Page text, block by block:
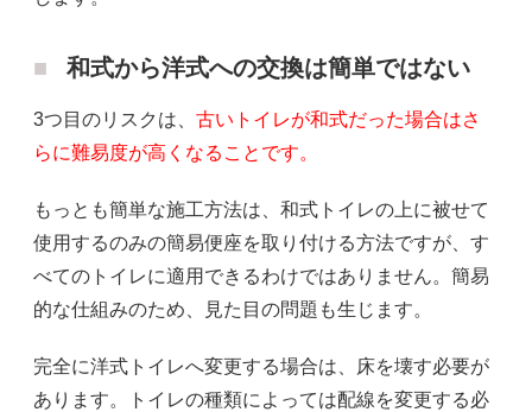
和式から洋式への交換は簡単ではない
3つ目のリスクは、 古いトイレが和式だった場合はさ
らに難易度が高くなることです。
もっとも簡単な施工方法は、和式トイレの上に被せて
使用するのみの簡易便座を取り付ける方法ですが、す
べてのトイレに適用できるわけではありません。簡易
的な仕組みのため、見た目の問題も生じます。
完全に洋式トイレへ変更する場合は、床を壊す必要が
あります。トイレの種類によっては配線を変更する必